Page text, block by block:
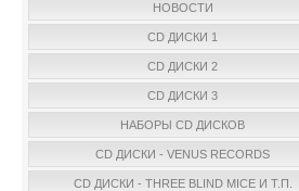
НОВОСТИ
CD ДИСКИ 1
CD ДИСКИ 2
CD ДИСКИ 3
НАБОРЫ CD ДИСКОВ
CD ДИСКИ - VENUS RECORDS
CD ДИСКИ - THREE BLIND MICE И Т.П.